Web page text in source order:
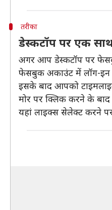
तरीका
डेस्कटॉप पर एक
अगर आप डेस्कटॉप पर
फेसबुक अकाउंट में लॉग-इन
इसके बाद आपको
मोर पर क्लिक करने के
यहां लाइक्स सेलेक्ट करने